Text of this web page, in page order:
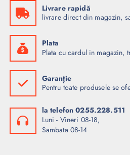
Livrare rapidă
livrare direct din magazin,
Plata
Plata cu cardul in magazin,
Garanție
Pentru toate produsele se
la telefon 0255.228.511
Luni - Vineri 08-18,
Sambata 08-14